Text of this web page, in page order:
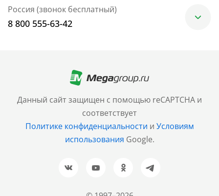
Данный сайт защищен с помощью reCAPTCHA и
соответствует
Политике конфиденциальности и Условиям
использования Google.
Россия (звонок бесплатный)
8 800 555-63-42
+7 (499) 705-30-10
Санкт-Петербург
+7 (812) 600-77-33
Барнаул
+7 (961) 999-93-93
Новосибирск